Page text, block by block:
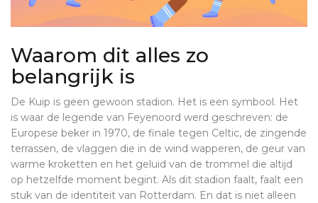
Waarom dit alles zo
belangrijk is
De Kuip is geen gewoon stadion. Het is een symbool. Het
is waar de legende van Feyenoord werd geschreven: de
Europese beker in 1970, de finale tegen Celtic, de zingende
terrassen, de vlaggen die in de wind wapperen, de geur van
warme kroketten en het geluid van de trommel die altijd
op hetzelfde moment begint. Als dit stadion faalt, faalt een
stuk van de identiteit van Rotterdam. En dat is niet alleen